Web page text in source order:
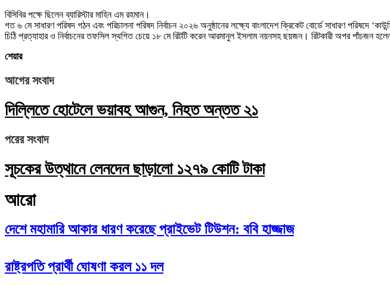
বিসিবির পক্ষে ছিলেন ব্যারিস্টার মাহিন এম রহমান।
গত ৬ মে সাধারণ পরিষদ গঠন এবং পরিচালনা পরিষদ নির্বাচন ২০২৬ অনুষ্ঠানের লক্ষ্যে বাংলাদেশ ক্রিকেট বোর্ডে সাধারণ পরিষদে
চিঠি প্রত্যাহার ও নির্বাচনের তফসিল স্থগিত চেয়ে ১৮ মে রিটটি করেন আরমানুল ইসলাম নয়নসহ ছয়জন। রিটকারী অপর
শেয়ার
আগের সংবাদ
দিল্লিতে হোটেলে ভয়াবহ আগুন, নিহত অন্তত ২১
পরের সংবাদ
সূচকের উত্থানে লেনদেন ছাড়ালো ১২৭৯ কোটি টাকা
আরো
দেশে মহামারি আকার ধারণ করেছে প্রাইভেট টিউশন: ববি হাজ্জাজ
রাষ্ট্রপতি প্রার্থী ঘোষণা করল ১১ দল